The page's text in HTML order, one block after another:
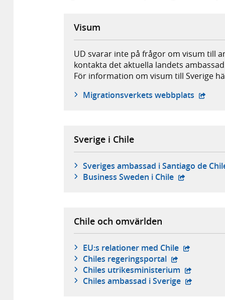
Visum
UD svarar inte på frågor om visum till
kontakta det aktuella landets
För information om visum till Sverige
Migrationsverkets webbplats -
Sverige i Chile
Sveriges ambassad i Santiago de
Business Sweden i Chile - extern
Chile och omvärlden
EU:s relationer med Chile - extern
Chiles regeringsportal - extern
Chiles utrikesministerium - extern
Chiles ambassad i Sverige - extern